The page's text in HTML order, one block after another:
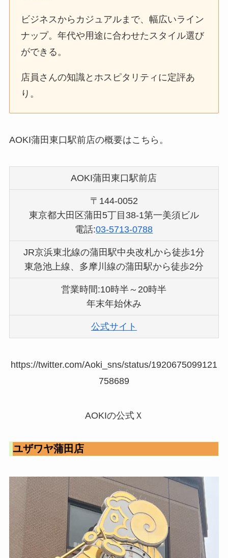
ビジネスからカジュアルまで、幅広いライン
ナップ。年代や用途に合わせたスタイル選び
ができる。
店員さんの知識とホスピタリティに定評あ
り。
AOKI蒲田東口駅前店の概要はこちら。
AOKI蒲田東口駅前店
〒144-0052
東京都大田区蒲田5丁目38-1第一美須ビル
電話:03-5713-0788
JR京浜東北線の蒲田駅中央改札から徒歩1分
東急池上線、多摩川線の蒲田駅から徒歩2分
営業時間:10時半～20時半
年末年始休み
公式サイト
https://twitter.com/Aoki_sns/status/1920675099121
758689
AOKIの公式Ｘ
ユザワヤ蒲田店